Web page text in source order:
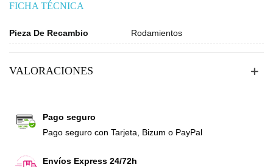
FICHA TÉCNICA
Pieza De Recambio Rodamientos
VALORACIONES
Pago seguro
Pago seguro con Tarjeta, Bizum o PayPal
Envíos Express 24/72h